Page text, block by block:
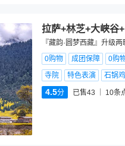
拉萨+林芝+大峡谷
『藏韵·圆梦西藏』升级
0购物
成团保障
0购
寺院
特色表演 石锅鸡
4.5分 已售43 10条